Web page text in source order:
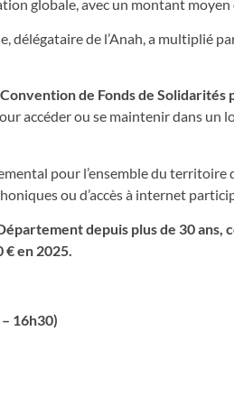
globale, avec un montant moyen
délégataire de l’Anah, a multiplié
de Fonds de Solidarités
accéder ou se maintenir dans un
pour l’ensemble du
ou d’accès à internet
depuis plus de 30 ans,
€ en 2025.
16h30)